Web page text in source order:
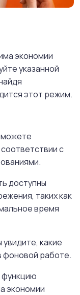
экономии
указанной
этот режим.
можете
с
доступны
таких как
время
какие
фоновой работе.
функцию
экономии